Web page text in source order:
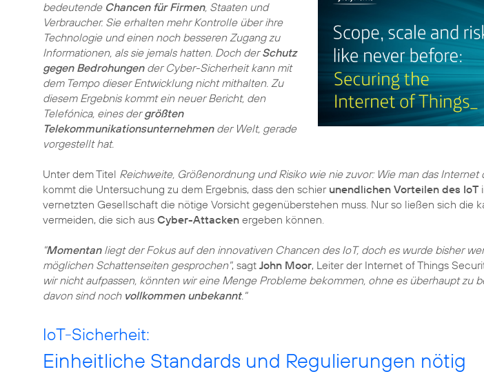
bedeutende Chancen für Firmen, Staaten und
Verbraucher. Sie erhalten mehr Kontrolle über ihre
Technologie und einen noch besseren Zugang zu
Informationen, als sie jemals hatten. Doch derSchutz
gegen Bedrohungender Cyber-Sicherheit kann mit
dem Tempo dieser Entwicklung nicht mithalten. Zu
diesem Ergebnis kommt ein neuer Bericht, den
Telefónica, eines dergrößten
Telekommunikationsunternehmender Welt, gerade
vorgestellt hat.
Unter dem Titel Reichweite, Größenordnung und Risiko wie nie zuvor: Wie man das Internet
kommt die Untersuchung zu dem Ergebnis, dass den schier unendlichen Vorteilen des IoT
vernetzten Gesellschaft die nötige Vorsicht gegenüberstehen muss. Nur so ließen sich die
vermeiden, die sich aus Cyber-Attacken ergeben können.
"Momentanliegt der Fokus auf den innovativen Chancen des IoT, doch es wurde bisher
möglichen Schattenseiten gesprochen", sagt John Moor, Leiter der Internet of Things
wir nicht aufpassen, könnten wir eine Menge Probleme bekommen, ohne es überhaupt zu
davon sind noch vollkommen unbekannt."
IoT-Sicherheit:
Einheitliche Standards und Regulierungen nötig